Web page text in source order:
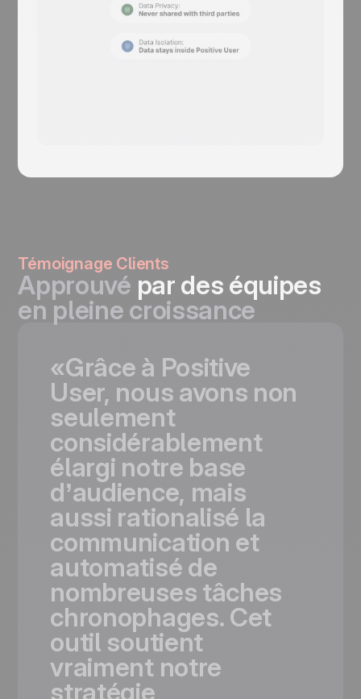
Témoignage Clients
Approuvé par des équipes
en pleine croissance
«Grâce à Positive
User, nous avons non
seulement
considérablement
élargi notre base
d’audience, mais
aussi rationalisé la
communication et
automatisé de
nombreuses tâches
chronophages. Cet
outil soutient
vraiment notre
stratégie